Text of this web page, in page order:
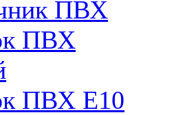
ПВХ
ПВХ
ПВХ Е10